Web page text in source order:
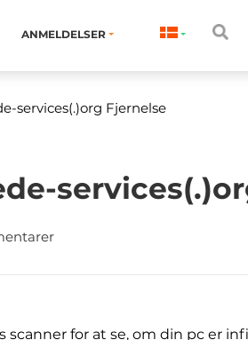
ANMELDELSER
services(.)org Fjernelse
scanner for at se, om din pc er